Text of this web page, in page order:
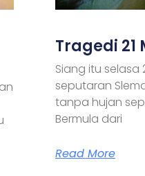
Tragedi 21
Siang itu selasa
seputaran
tanpa hujan
Bermula dari
Read More